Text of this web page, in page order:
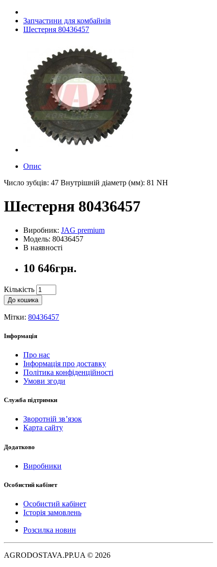
Запчастини для комбайнів
Шестерня 80436457
Опис
Число зубців: 47 Внутрішній діаметр (мм): 81 NH
Шестерня 80436457
Виробник: JAG premium
Модель: 80436457
В наявності
10 646грн.
Кількість
До кошика
Мітки: 80436457
Інформація
Про нас
Інформація про доставку
Політика конфіденційності
Умови згоди
Служба підтримки
Зворотній зв’язок
Карта сайту
Додатково
Виробники
Особистий кабінет
Особистий кабінет
Історія замовлень
Розсилка новин
AGRODOSTAVA.PP.UA © 2026